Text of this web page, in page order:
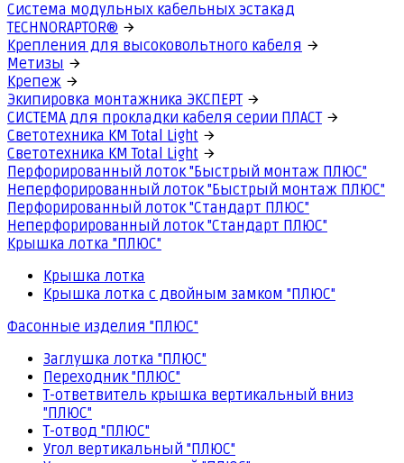
Система модульных кабельных эстакад
TECHNORAPTOR®
Крепления для высоковольтного кабеля
Метизы
Крепеж
Экипировка монтажника ЭКСПЕРТ
СИСТЕМА для прокладки кабеля серии ПЛАСТ
Светотехника КМ Total Light
Светотехника КМ Total Light
Перфорированный лоток "Быстрый монтаж ПЛЮС"
Неперфорированный лоток "Быстрый монтаж ПЛЮС"
Перфорированный лоток "Стандарт ПЛЮС"
Неперфорированный лоток "Стандарт ПЛЮС"
Крышка лотка "ПЛЮС"
Крышка лотка
Крышка лотка с двойным замком "ПЛЮС"
Фасонные изделия "ПЛЮС"
Заглушка лотка "ПЛЮС"
Переходник "ПЛЮС"
Т-ответвитель крышка вертикальный вниз
"ПЛЮС"
Т-отвод "ПЛЮС"
Угол вертикальный "ПЛЮС"